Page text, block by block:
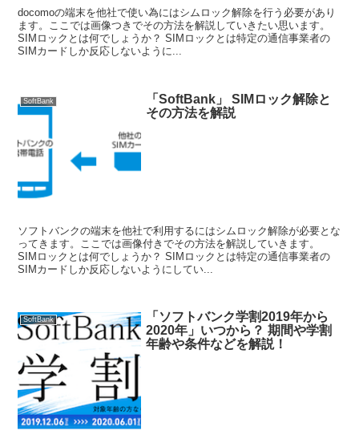
docomoの端末を他社で使い為にはシムロック解除を行う必要があり
ます。ここでは画像つきでその方法を解説していきたい思います。
SIMロックとは何でしょうか？ SIMロックとは特定の通信事業者の
SIMカードしか反応しないように...
SoftBank
「SoftBank」 SIMロック解除と
その方法を解説
ソフトバンクの端末を他社で利用するにはシムロック解除が必要とな
ってきます。ここでは画像付きでその方法を解説していきます。
SIMロックとは何でしょうか？ SIMロックとは特定の通信事業者の
SIMカードしか反応しないようにしてい...
SoftBank
「ソフトバンク学割2019年から
2020年」いつから？ 期間や学割
年齢や条件などを解説！